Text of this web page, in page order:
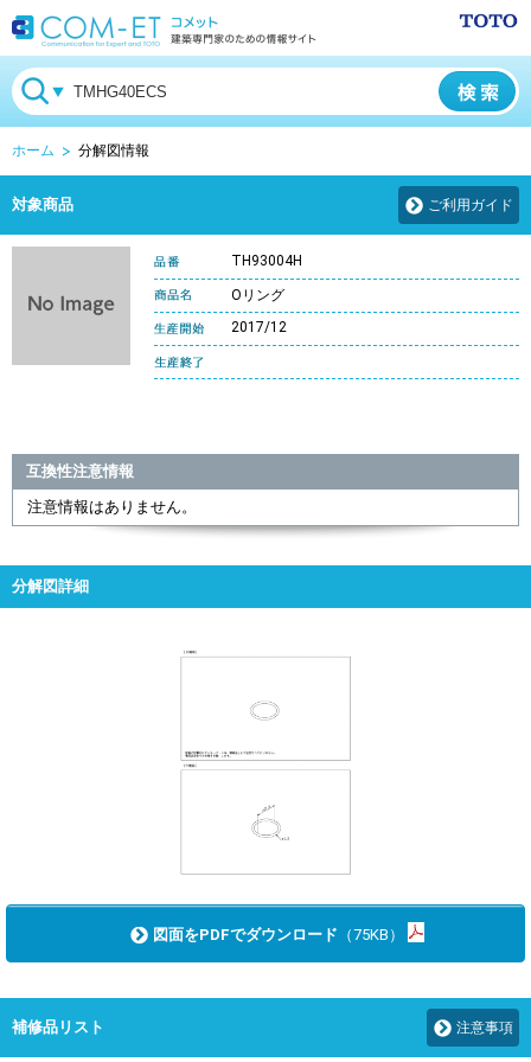
ホーム 分解図情報
対象商品 ご利用ガイド
TH93004H
Oリング
2017/12
互換性注意情報
注意情報はありません。
分解図詳細
図面をPDFでダウンロード （75KB）
補修品リスト 注意事項